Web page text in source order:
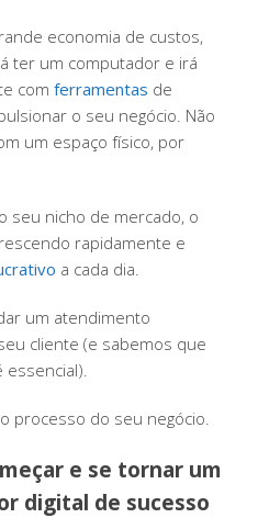
economia de custos,
ter um computador e irá
com ferramentas de
o seu negócio. Não
um espaço físico, por
seu nicho de mercado, o
rapidamente e
a cada dia.
um atendimento
cliente (e sabemos que
processo do seu negócio.
e se tornar um
digital de sucesso